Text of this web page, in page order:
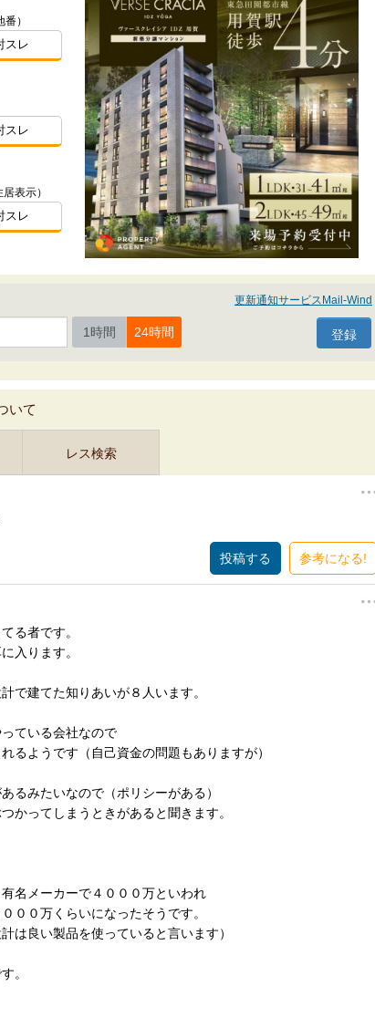
）
スレ
スレ
表示）
スレ
更新通知サービスMail-Wind
1時間 24時間
いて
レス検索
参考になる!
る者です。
入ります。
建てた知りあいが８人います。
ている会社なので
るようです（自己資金の問題もありますが）
るみたいなので（ポリシーがある）
かってしまうときがあると聞きます。
名メーカーで４０００万といわれ
００万くらいになったそうです。
は良い製品を使っていると言います）
。